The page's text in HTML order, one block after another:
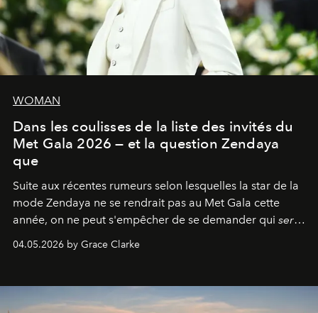
WOMAN
Dans les coulisses de la liste des invités du
Met Gala 2026 — et la question Zendaya
que
Suite aux récentes rumeurs selon lesquelles la star de la
mode Zendaya ne se rendrait pas au Met Gala cette
année, on ne peut s'empêcher de se demander qui sera
04.05.2026 by Grace Clarke